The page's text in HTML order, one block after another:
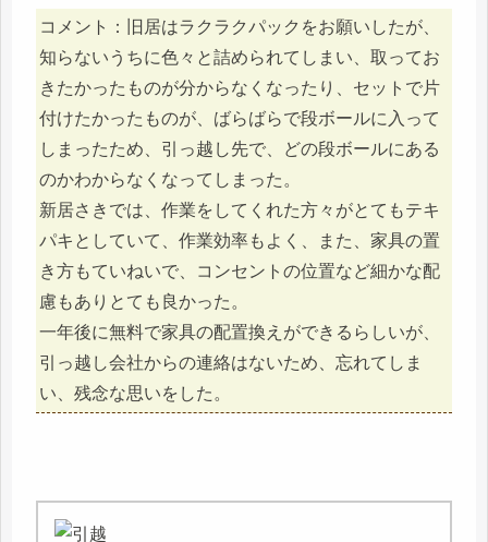
コメント：旧居はラクラクパックをお願いしたが、
知らないうちに色々と詰められてしまい、取ってお
きたかったものが分からなくなったり、セットで片
付けたかったものが、ばらばらで段ボールに入って
しまったため、引っ越し先で、どの段ボールにある
のかわからなくなってしまった。
新居さきでは、作業をしてくれた方々がとてもテキ
パキとしていて、作業効率もよく、また、家具の置
き方もていねいで、コンセントの位置など細かな配
慮もありとても良かった。
一年後に無料で家具の配置換えができるらしいが、
引っ越し会社からの連絡はないため、忘れてしま
い、残念な思いをした。